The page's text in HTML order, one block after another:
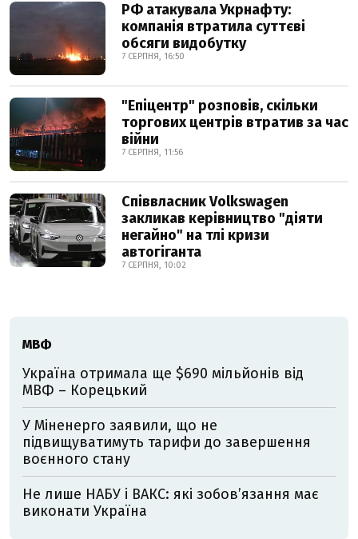
РФ атакувала Укрнафту:
компанія втратила суттєві
обсяги видобутку
7 СЕРПНЯ, 16:50
"Епіцентр" розповів, скільки
торгових центрів втратив за час
війни
7 СЕРПНЯ, 11:56
Співвласник Volkswagen
закликав керівництво "діяти
негайно" на тлі кризи
автогіганта
7 СЕРПНЯ, 10:02
МВФ
Україна отримала ще $690 мільйонів від
МВФ – Корецький
У Міненерго заявили, що не
підвищуватимуть тарифи до завершення
воєнного стану
Не лише НАБУ і ВАКС: які зобов’язання має
виконати Україна